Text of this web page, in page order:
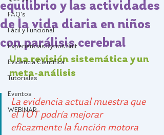
FAQ's
Fácil y Funcional
Experiencias Kyrios Suit
Evidencia Científica
Tutoriales
Eventos
WEBINAR
equilibrio y las actividades
de la vida diaria en niños
con parálisis cerebral
Una revisión sistemática y un
meta-análisis
La evidencia actual muestra que
el TOT podría mejorar
eficazmente la función motora